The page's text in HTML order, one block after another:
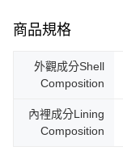
商品規格
外觀成分Shell
Composition
內裡成分Lining
Composition